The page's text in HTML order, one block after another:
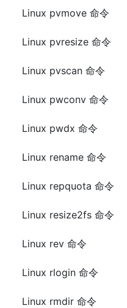
Linux pvmove 命令
Linux pvresize 命令
Linux pvscan 命令
Linux pwconv 命令
Linux pwdx 命令
Linux rename 命令
Linux repquota 命令
Linux resize2fs 命令
Linux rev 命令
Linux rlogin 命令
Linux rmdir 命令